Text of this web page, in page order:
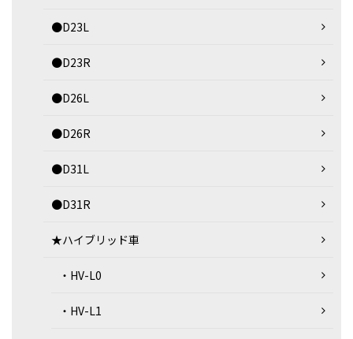
●D23L
●D23R
●D26L
●D26R
●D31L
●D31R
★ハイブリッド車
・HV-L0
・HV-L1